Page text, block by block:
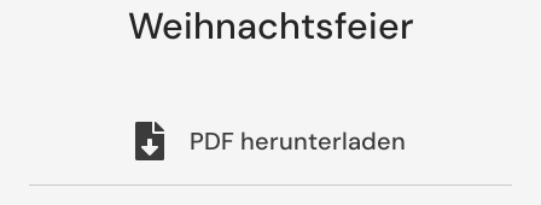
Weihnachtsfeier
PDF herunterladen